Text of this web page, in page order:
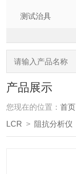
测试治具
产品展示
您现在的位置：首页
LCR > 阻抗分析仪